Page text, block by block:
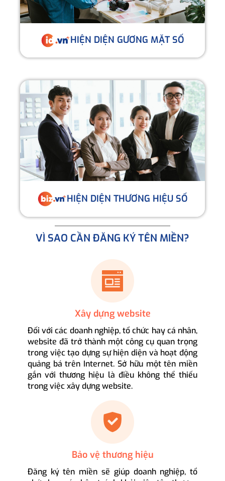
HIỆN DIỆN GƯƠNG MẶT SỐ
HIỆN DIỆN THƯƠNG HIỆU SỐ
VÌ SAO CẦN ĐĂNG KÝ TÊN MIỀN?
Xây dựng website
Đối với các doanh nghiệp, tổ chức hay cá nhân,
website đã trở thành một công cụ quan trọng
trong việc tạo dựng sự hiện diện và hoạt động
quảng bá trên Internet. Sở hữu một tên miền
gắn với thương hiệu là điều không thể thiếu
trong việc xây dựng website.
Bảo vệ thương hiệu
Đăng ký tên miền sẽ giúp doanh nghiệp, tổ